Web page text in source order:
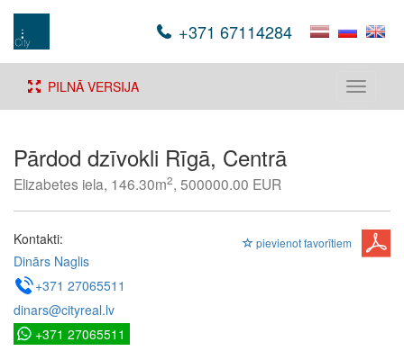
+371 67114284
Toggle
PILNĀ VERSIJA
Pārdod dzīvokli Rīgā, Centrā
Elizabetes iela, 146.30m2, 500000.00 EUR
pievienot favorītiem
Kontakti:
Dinārs Naglis
+371 27065511
dinars@cityreal.lv
+371 27065511